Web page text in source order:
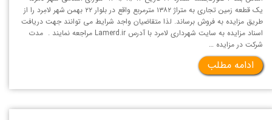
یک قطعه زمین تجاری به متراژ ۱۳۸۲ مترمربع واقع در بلوار ۲۲ بهمن شهر لامِرد را از
طريق مزايده به فروش برساند. لذا متقاضيان واجد شرايط می توانند جهت دريافت
اسناد مزايده به سايت شهرداری لامرد با آدرس Lamerd.ir مراجعه نمايند . مدت
شركت در مزايده …
ادامه مطلب